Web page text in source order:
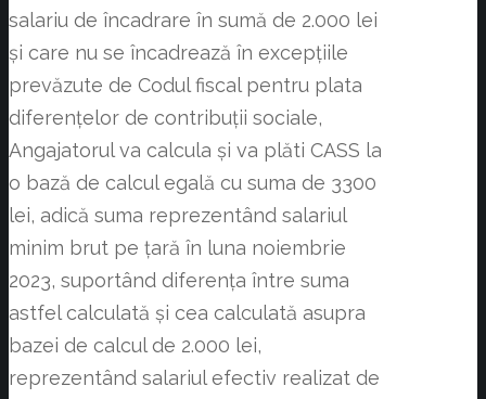
salariu de încadrare în sumă de 2.000 lei
și care nu se încadrează în excepțiile
prevăzute de Codul fiscal pentru plata
diferențelor de contribuții sociale,
Angajatorul va calcula și va plăti CASS la
o bază de calcul egală cu suma de 3300
lei, adică suma reprezentând salariul
minim brut pe țară în luna noiembrie
2023, suportând diferența între suma
astfel calculată și cea calculată asupra
bazei de calcul de 2.000 lei,
reprezentând salariul efectiv realizat de